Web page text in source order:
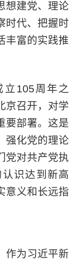
想建党、理论
时代、把握时
丰富的实践推
105周年之
京召开，对学
要部署。这是
强化党的理论
党对共产党执
识达到新高
意义和长远指
作为习近平新